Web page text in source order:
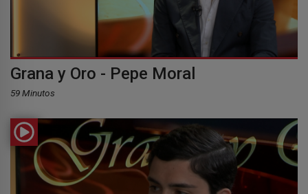
Grana y Oro - Pepe Moral
59 Minutos